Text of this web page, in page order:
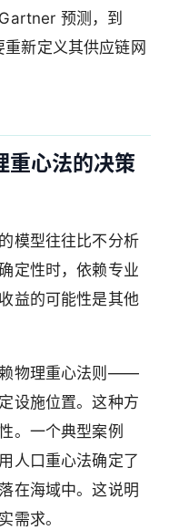
预测，到
新定义其供应链网
重心法的决策
模型往往比不分析
定性时，依赖专业
益的可能性是其他
赖物理重心法则——
设施位置。这种方
。一个典型案例
人口重心法确定了
在海域中。这说明
需求。